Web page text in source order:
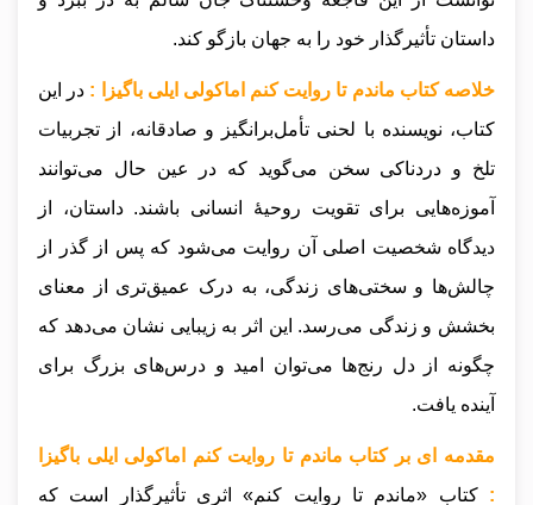
داستان تأثیرگذار خود را به جهان بازگو کند.
خلاصه کتاب ماندم تا روایت کنم اماکولی ایلی باگیزا : در این
کتاب، نویسنده با لحنی تأمل‌برانگیز و صادقانه، از تجربیات
تلخ و دردناکی سخن می‌گوید که در عین حال می‌توانند
آموزه‌هایی برای تقویت روحیهٔ انسانی باشند. داستان، از
دیدگاه شخصیت اصلی آن روایت می‌شود که پس از گذر از
چالش‌ها و سختی‌های زندگی، به درک عمیق‌تری از معنای
بخشش و زندگی می‌رسد. این اثر به زیبایی نشان می‌دهد که
چگونه از دل رنج‌ها می‌توان امید و درس‌های بزرگ برای
آینده یافت.
مقدمه ای بر کتاب ماندم تا روایت کنم اماکولی ایلی باگیزا
: کتاب «ماندم تا روایت کنم» اثری تأثیرگذار است که